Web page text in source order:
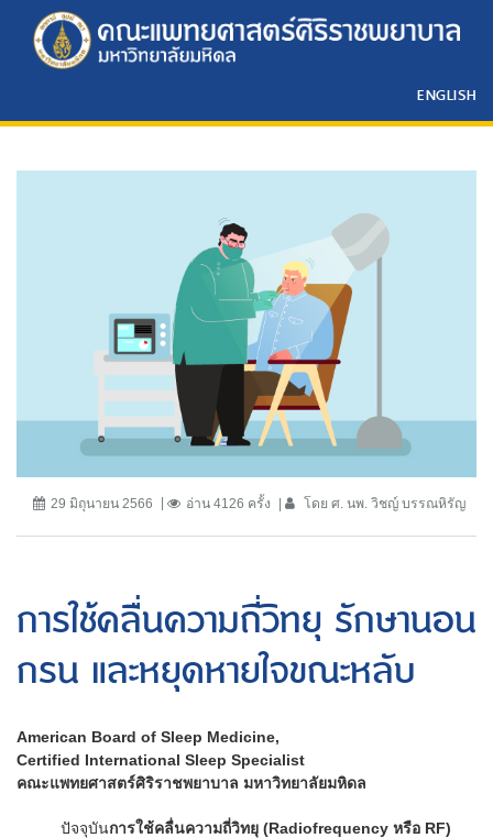
ENGLISH
29 มิถุนายน 2566 อ่าน 4126 ครั้ง โดย ศ. นพ. วิชญ์ บรรณหิรัญ
การใช้คลื่นความถี่วิทยุ รักษานอน
กรน และหยุดหายใจขณะหลับ
American Board of Sleep Medicine,
Certified International Sleep Specialist
คณะแพทยศาสตร์ศิริราชพยาบาล มหาวิทยาลัยมหิดล
ปัจจุบันการใช้คลื่นความถี่วิทยุ (Radiofrequency หรือ RF)